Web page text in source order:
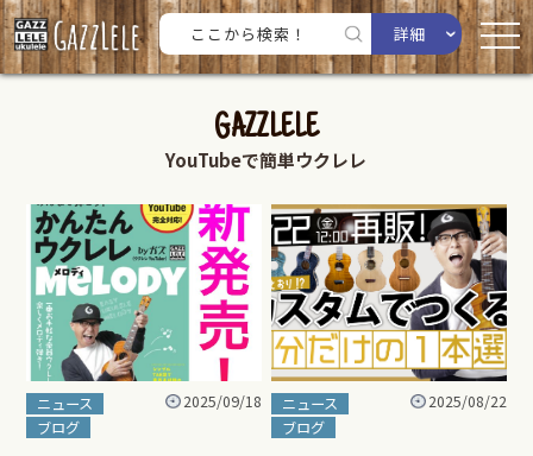
詳細
GAZZLELE
YouTubeで簡単ウクレレ
ニュース
ブログ
2025/09/18
ニュース
ブログ
2025/08/22